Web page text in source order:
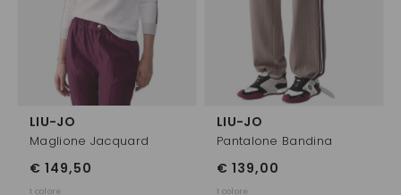
LIU-JO
Maglione Jacquard
€ 149,50
1 colore
LIU-JO
Pantalone Bandina
€ 139,00
1 colore